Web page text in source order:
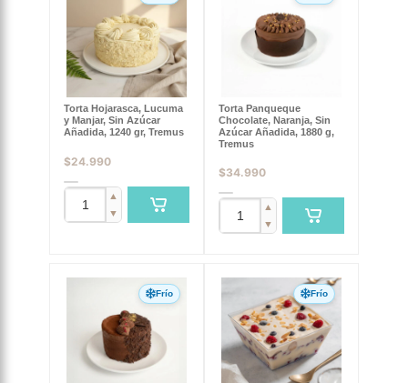
Torta Hojarasca, Lucuma
y Manjar, Sin Azúcar
Añadida, 1240 gr, Tremus
$24.990
▲
▼
Torta Panqueque
Chocolate, Naranja, Sin
Azúcar Añadida, 1880 g,
Tremus
$34.990
▲
▼
Frío Frío